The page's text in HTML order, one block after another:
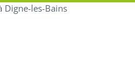
Digne-les-Bains